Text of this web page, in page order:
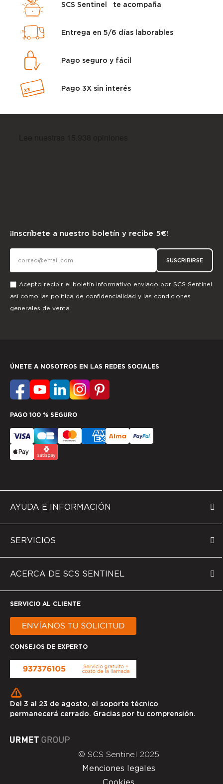
SCS Sentinel te acompaña
Entrega en 5/6 días laborables
Pago seguro y fácil
Pago 3X sin interés
¡Inscríbete a nuestro boletín y recibe 5€!
SUSCRIBIRSE
Acepto recibir el boletín informativo enviado por SCS Sentinel
así como las política de confidencialidad y las condiciones
generales de venta.
AYUDA E INFORMACIÓN
SERVICIOS
ACERCA DE SCS SENTINEL
SERVICIO AL CLIENTE
CONSEJOS DE EXPERTO
Del 3 al 23 de agosto, el soporte técnico
permanecerá cerrado. Gracias por tu comprensión.
ÚNETE A NOSOTROS EN LAS REDES SOCIALES
PAGO 100 % SEGURO
© SCS Sentinel 2025
Menciones legales